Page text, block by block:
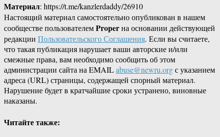
Материал: https://t.me/kanzlerdaddy/26910
Настоящий материал самостоятельно опубликован в нашем
сообществе пользователемProperна основании действующей
редакции Пользовательского Соглашения. Если вы считаете,
что такая публикация нарушает ваши авторские и/или
смежные права, вам необходимо сообщить об этом
администрации сайта на EMAILabuse@newru.orgс указанием
адреса (URL) страницы, содержащей спорный материал.
Нарушение будет в кратчайшие сроки устранено, виновные
наказаны.
Читайте также: